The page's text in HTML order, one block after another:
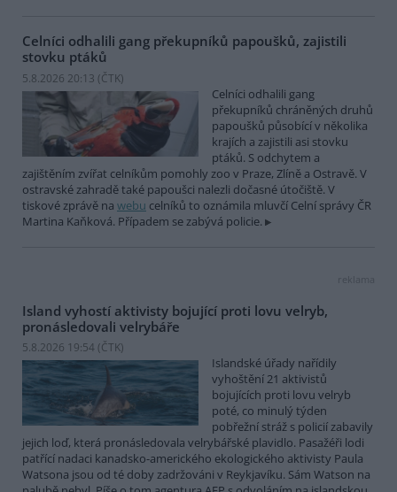
Celníci odhalili gang překupníků papoušků, zajistili
stovku ptáků
5.8.2026 20:13 (ČTK)
Celníci odhalili gang
překupníků chráněných druhů
papoušků působící v několika
krajích a zajistili asi stovku
ptáků. S odchytem a
zajištěním zvířat celníkům pomohly zoo v Praze, Zlíně a Ostravě. V
ostravské zahradě také papoušci nalezli dočasné útočiště. V
tiskové zprávě na webu celníků to oznámila mluvčí Celní správy ČR
Martina Kaňková. Případem se zabývá policie.
reklama
Island vyhostí aktivisty bojující proti lovu velryb,
pronásledovali velrybáře
5.8.2026 19:54 (ČTK)
Islandské úřady nařídily
vyhoštění 21 aktivistů
bojujících proti lovu velryb
poté, co minulý týden
pobřežní stráž s policií zabavily
jejich loď, která pronásledovala velrybářské plavidlo. Pasažéři lodi
patřící nadaci kanadsko-amerického ekologického aktivisty Paula
Watsona jsou od té doby zadržováni v Reykjavíku. Sám Watson na